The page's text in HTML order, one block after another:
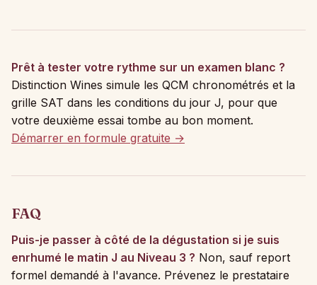
Prêt à tester votre rythme sur un examen blanc ?
Distinction Wines simule les QCM chronométrés et la
grille SAT dans les conditions du jour J, pour que
votre deuxième essai tombe au bon moment.
Démarrer en formule gratuite →
FAQ
Puis-je passer à côté de la dégustation si je suis
enrhumé le matin J au Niveau 3 ? Non, sauf report
formel demandé à l'avance. Prévenez le prestataire